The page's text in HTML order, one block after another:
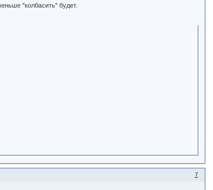
"колбасить" будет.
7